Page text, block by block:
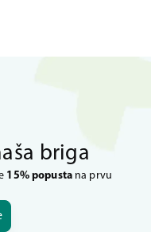
briga
15% popustana prvu